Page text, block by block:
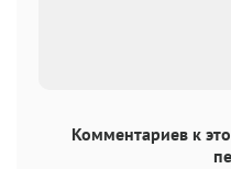
Комментариев к